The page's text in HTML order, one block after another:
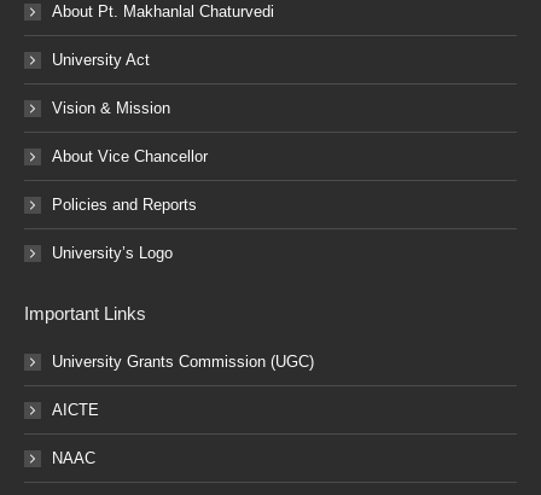
About Pt. Makhanlal Chaturvedi
University Act
Vision & Mission
About Vice Chancellor
Policies and Reports
University’s Logo
Important Links
University Grants Commission (UGC)
AICTE
NAAC